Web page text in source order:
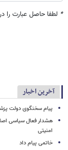
* لطفا حاصل عبارت را
آخرین اخبار
پیام سخنگوی دولت
هشدار فعال سیاسی
امنیتی
خاتمی پیام داد